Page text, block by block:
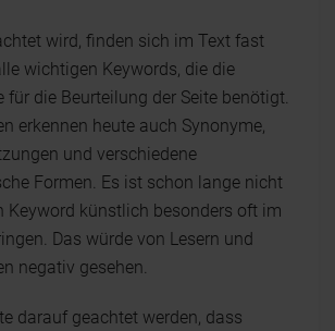
wird, finden sich im Text fast
wichtigen Keywords, die die
für die Beurteilung der Seite benötigt.
erkennen heute auch Synonyme,
und verschiedene
Formen. Es ist schon lange nicht
Keyword künstlich besonders oft im
Das würde von Lesern und
negativ gesehen.
darauf geachtet werden, dass